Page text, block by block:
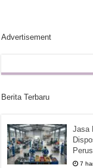
Advertisement
Berita Terbaru
Jasa
7